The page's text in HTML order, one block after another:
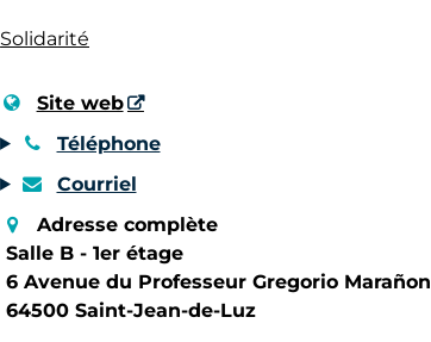
Solidarité
Site web
Téléphone
Courriel
Adresse complète
Salle B - 1er étage
6 Avenue du Professeur Gregorio Marañon
64500 Saint-Jean-de-Luz